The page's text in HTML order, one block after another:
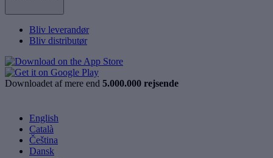
Bliv leverandør
Bliv distributør
Downloadet af mere end 5.000.000 rejsende
English
Català
Čeština
Dansk